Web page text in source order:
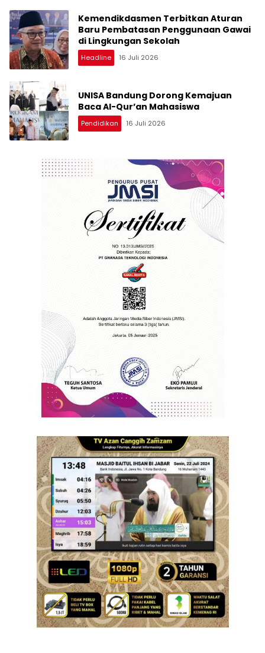
Kemendikdasmen Terbitkan Aturan
Baru Pembatasan Penggunaan Gawai
di Lingkungan Sekolah
Headline 16 Juli 2026
UNISA Bandung Dorong Kemajuan
Baca Al-Qur’an Mahasiswa
Pendidikan 16 Juli 2026